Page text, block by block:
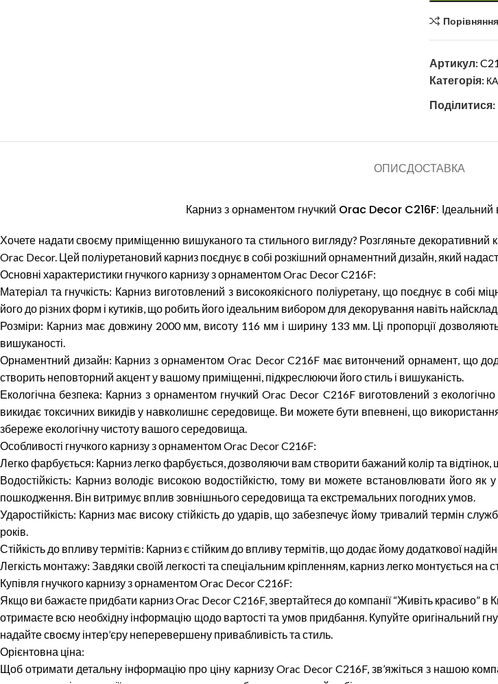
Порівняння
Артикул:
Категорія:
Поділитися:
ОПИСДОСТАВКА
Карниз з орнаментом гнучкий Orac Decor C216F: Ідеальний
Хочете надати своєму приміщенню вишуканого та стильного вигляду? Розгляньте
Orac Decor. Цей поліуретановий карниз поєднує в собі розкішний орнаментний дизайн, який
Основні характеристики гнучкого карнизу з орнаментом Orac Decor C216F:
Матеріал та гнучкість: Карниз виготовлений з високоякісного поліуретану, що поєднує в собі
його до різних форм і кутиків, що робить його ідеальним вибором для декорування навіть
Розміри: Карниз має довжину 2000 мм, висоту 116 мм і ширину 133 мм. Ці пропорції
вишуканості.
Орнаментний дизайн: Карниз з орнаментом Orac Decor C216F має витончений орнамент, що
створить неповторний акцент у вашому приміщенні, підкреслюючи його стиль і вишуканість.
Екологічна безпека: Карниз з орнаментом гнучкий Orac Decor C216F виготовлений з
викидає токсичних викидів у навколишнє середовище. Ви можете бути впевнені, що
збереже екологічну чистоту вашого середовища.
Особливості гнучкого карнизу з орнаментом Orac Decor C216F:
Легко фарбується: Карниз легко фарбується, дозволяючи вам створити бажаний колір та
Водостійкість: Карниз володіє високою водостійкістю, тому ви можете встановлювати його як
пошкодження. Він витримує вплив зовнішнього середовища та екстремальних погодних умов.
Ударостійкість: Карниз має високу стійкість до ударів, що забезпечує йому тривалий термін
років.
Стійкість до впливу термітів: Карниз є стійким до впливу термітів, що додає йому додаткової
Легкість монтажу: Завдяки своїй легкості та спеціальним кріпленням, карниз легко монтується на
Купівля гнучкого карнизу з орнаментом Orac Decor C216F:
Якщо ви бажаєте придбати карниз Orac Decor C216F, звертайтеся до компанії “Живіть красиво” в
отримаєте всю необхідну інформацію щодо вартості та умов придбання. Купуйте оригінальний
надайте своєму інтер’єру неперевершену привабливість та стиль.
Орієнтовна ціна:
Щоб отримати детальну інформацію про ціну карнизу Orac Decor C216F, зв’яжіться з нашою